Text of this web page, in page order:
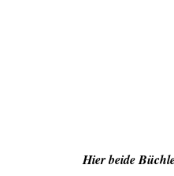
Hier beide